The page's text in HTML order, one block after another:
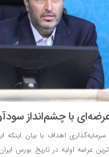
عرضه‌ای با چشم‌انداز
اهداف با بیان
عرضه اولیه در تاریخ بورس